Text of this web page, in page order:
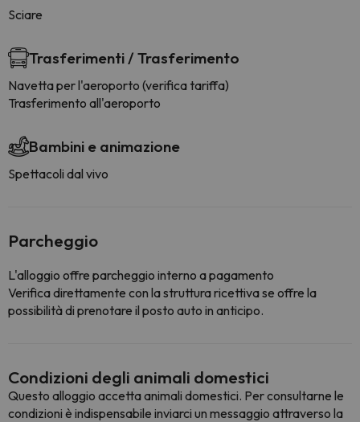
Sciare
Trasferimenti / Trasferimento
Navetta per l'aeroporto (verifica tariffa)
Trasferimento all'aeroporto
Bambini e animazione
Spettacoli dal vivo
Parcheggio
L'alloggio offre parcheggio interno a pagamento
Verifica direttamente con la struttura ricettiva se offre la
possibilità di prenotare il posto auto in anticipo.
Condizioni degli animali domestici
Questo alloggio accetta animali domestici. Per consultarne le
condizioni è indispensabile inviarci un messaggio attraverso la